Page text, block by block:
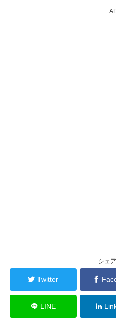
シェ
Twitter
LINE